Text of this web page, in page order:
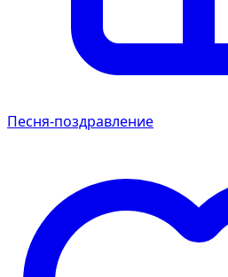
Песня-поздравление